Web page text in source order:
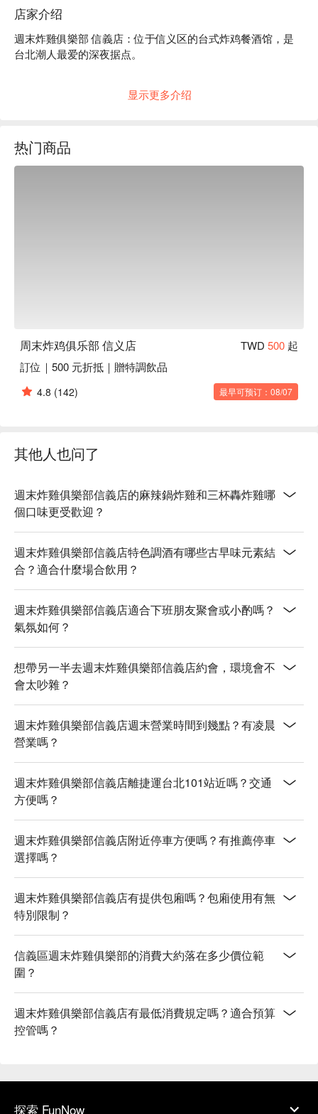
店家介绍
週末炸雞俱樂部 信義店：位于信义区的台式炸鸡餐酒馆，是
台北潮人最爱的深夜据点。
这里不只是一家餐厅，更是一个潮流聚集地。充满活力的现代
人》、《VERSE》等顶尖杂志争相报道，评为台北必访的热
门地标。
适合场景：朋友聚会、解馋小聚
小贴士：来这里就是为了享受超赞的美食、特调和嗨翻天的氛
的精髓。
週末鹽酥雞 | 台湾经典街头小吃的终极升级版，味道更上一层
週末轟炸雞2P | 外皮酥脆，肉质多汁，满足你对经典炸鸡的所
有想象。
三杯轟炸雞 | 灵感源自台湾标志性美食三杯鸡，咸香浓郁，风
味独特。
週末紅茶冰 | 台湾人最爱的古早味红茶冰，专为成年人打造的
微醺版本。
花生牛奶 | 口感丝滑，花生风味浓郁，精致又好喝，绝对是必
点款。
珍珠奶茶BOBA | 你最爱的珍珠奶茶，加入了给大人的“猛
料”，快乐加倍！
💡 FunNow 懂吃笔记：本推荐由 AI 汇整网络热门口碑。（贴
心提醒：若包含酒精饮品，请理性饮酒｜过量饮酒，有害健
显示更多介绍
热门商品
周末炸鸡俱乐部 信义店 TWD 500 起
訂位｜500 元折抵｜贈特調飲品
4.8 (142) 最早可预订：08/07
其他人也问了
週末炸雞俱樂部信義店的麻辣鍋炸雞和三杯轟炸雞哪
個口味更受歡迎？
週末炸雞俱樂部信義店特色調酒有哪些古早味元素結
合？適合什麼場合飲用？
週末炸雞俱樂部信義店適合下班朋友聚會或小酌嗎？
氣氛如何？
想帶另一半去週末炸雞俱樂部信義店約會，環境會不
會太吵雜？
週末炸雞俱樂部信義店週末營業時間到幾點？有凌晨
營業嗎？
週末炸雞俱樂部信義店離捷運台北101站近嗎？交通
方便嗎？
週末炸雞俱樂部信義店附近停車方便嗎？有推薦停車
選擇嗎？
週末炸雞俱樂部信義店有提供包廂嗎？包廂使用有無
特別限制？
信義區週末炸雞俱樂部的消費大約落在多少價位範
圍？
週末炸雞俱樂部信義店有最低消費規定嗎？適合預算
控管嗎？
探索 FunNow